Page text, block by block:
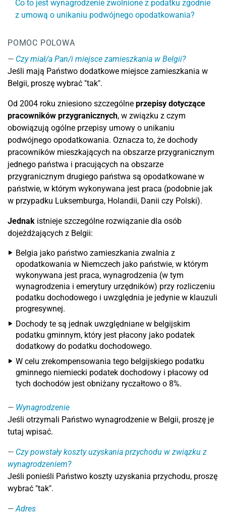
Co to jest wynagrodzenie zwolnione z podatku zgodnie
z umową o unikaniu podwójnego opodatkowania?
POMOC POLOWA
Czy miał/a Pan/i miejsce zamieszkania w Belgii?
Jeśli mają Państwo dodatkowe miejsce zamieszkania w
Belgii, proszę wybrać "tak".
Od 2004 roku zniesiono szczególne przepisy dotyczące
pracowników przygranicznych, w związku z czym
obowiązują ogólne przepisy umowy o unikaniu
podwójnego opodatkowania. Oznacza to, że dochody
pracowników mieszkających na obszarze przygranicznym
jednego państwa i pracujących na obszarze
przygranicznym drugiego państwa są opodatkowane w
państwie, w którym wykonywana jest praca (podobnie jak
w przypadku Luksemburga, Holandii, Danii czy Polski).
Jednak istnieje szczególne rozwiązanie dla osób
dojeżdżających z Belgii:
Belgia jako państwo zamieszkania zwalnia z
opodatkowania w Niemczech jako państwie, w którym
wykonywana jest praca, wynagrodzenia (w tym
wynagrodzenia i emerytury urzędników) przy rozliczeniu
podatku dochodowego i uwzględnia je jedynie w klauzuli
progresywnej.
Dochody te są jednak uwzględniane w belgijskim
podatku gminnym, który jest płacony jako podatek
dodatkowy do podatku dochodowego.
W celu zrekompensowania tego belgijskiego podatku
gminnego niemiecki podatek dochodowy i płacowy od
tych dochodów jest obniżany ryczałtowo o 8%.
Wynagrodzenie
Jeśli otrzymali Państwo wynagrodzenie w Belgii, proszę je
tutaj wpisać.
Czy powstały koszty uzyskania przychodu w związku z
wynagrodzeniem?
Jeśli ponieśli Państwo koszty uzyskania przychodu, proszę
wybrać "tak".
Adres